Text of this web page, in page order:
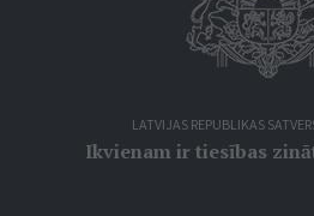
LATVIJAS REPUBLIKAS
Ikvienam ir tiesības